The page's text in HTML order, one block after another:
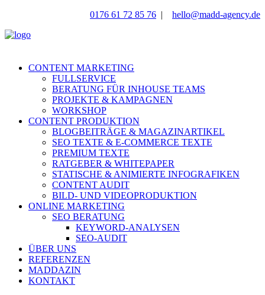
0176 61 72 85 76 | hello@madd-agency.de
CONTENT MARKETING
FULLSERVICE
BERATUNG FÜR INHOUSE TEAMS
PROJEKTE & KAMPAGNEN
WORKSHOP
CONTENT PRODUKTION
BLOGBEITRÄGE & MAGAZINARTIKEL
SEO TEXTE & E-COMMERCE TEXTE
PREMIUM TEXTE
RATGEBER & WHITEPAPER
STATISCHE & ANIMIERTE INFOGRAFIKEN
CONTENT AUDIT
BILD- UND VIDEOPRODUKTION
ONLINE MARKETING
SEO BERATUNG
KEYWORD-ANALYSEN
SEO-AUDIT
ÜBER UNS
REFERENZEN
MADDAZIN
KONTAKT